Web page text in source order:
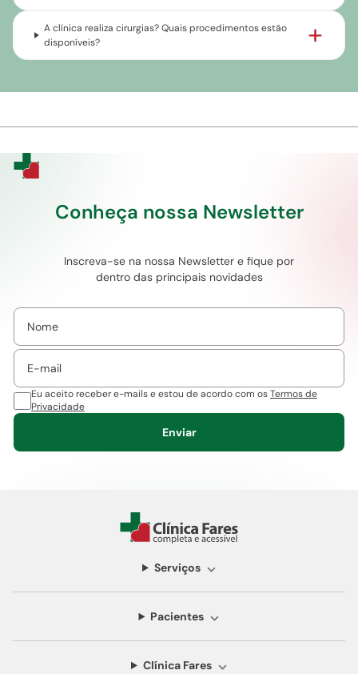
A clínica realiza cirurgias? Quais procedimentos estão
disponíveis?
Conheça nossa Newsletter
Inscreva-se na nossa Newsletter e fique por
dentro das principais novidades
Eu aceito receber e-mails e estou de acordo com osTermos de
Privacidade
Enviar
Serviços
Pacientes
Clínica Fares